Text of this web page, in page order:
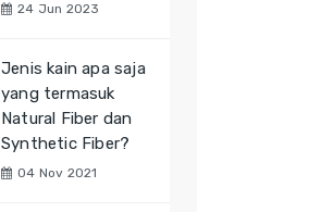
24 Jun 2023
Jenis kain apa saja
yang termasuk
Natural Fiber dan
Synthetic Fiber?
04 Nov 2021